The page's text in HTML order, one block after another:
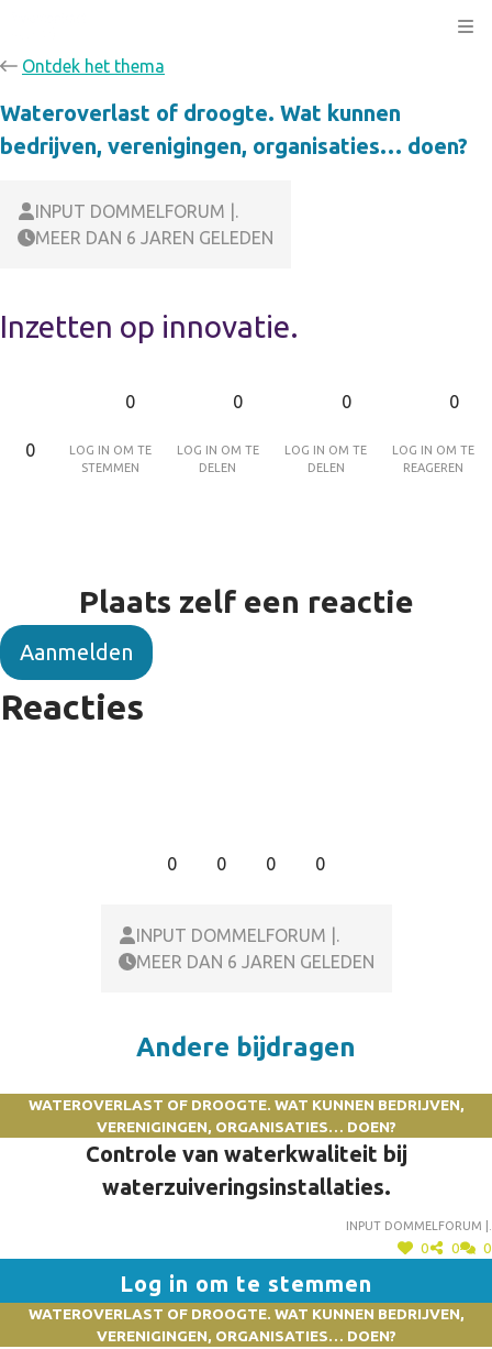
Ontdek het thema
Wateroverlast of droogte. Wat kunnen
bedrijven, verenigingen, organisaties… doen?
INPUT DOMMELFORUM |.
MEER DAN 6 JAREN GELEDEN
Inzetten op innovatie.
0
0
Log in om te
stemmen
0
Log in om te
delen
0
Log in om te
delen
0
Log in om te
reageren
Plaats zelf een reactie
Aanmelden
Reacties
0 0 0 0
INPUT DOMMELFORUM |.
MEER DAN 6 JAREN GELEDEN
Andere bijdragen
WATEROVERLAST OF DROOGTE. WAT KUNNEN BEDRIJVEN,
VERENIGINGEN, ORGANISATIES… DOEN?
Controle van waterkwaliteit bij
waterzuiveringsinstallaties.
Input dommelforum |.
0 0 0
Log in om te stemmen
WATEROVERLAST OF DROOGTE. WAT KUNNEN BEDRIJVEN,
VERENIGINGEN, ORGANISATIES… DOEN?